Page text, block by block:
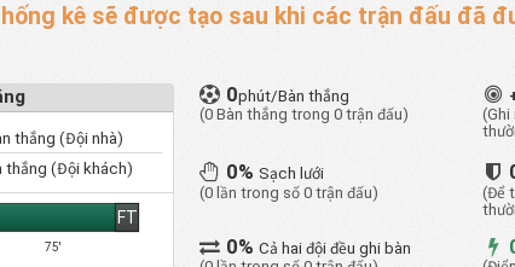
kê sẽ được tạo sau khi các trận đấu đã
thắng (Đội nhà)
thắng (Đội khách)
75'
FT
0phút/Bàn thắng
(0 Bàn thắng trong 0 trận đấu)
(Ghi
0%Sạch lưới
(0 lần trong số 0 trận đấu)
(Để
0%Cả hai đội đều ghi bàn